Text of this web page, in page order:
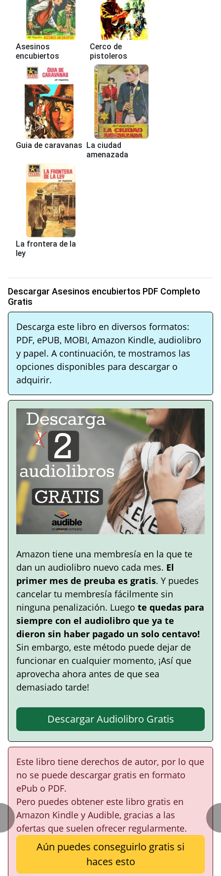
Asesinos
encubiertos
Cerco de
pistoleros
Guia de caravanas La ciudad
amenazada
La frontera de la
ley
Descargar Asesinos encubiertos PDF Completo
Gratis
Descarga este libro en diversos formatos:
PDF, ePUB, MOBI, Amazon Kindle, audiolibro
y papel. A continuación, te mostramos las
opciones disponibles para descargar o
adquirir.
Amazon tiene una membresía en la que te
dan un audiolibro nuevo cada mes. El
primer mes de preuba es gratis. Y puedes
cancelar tu membresía fácilmente sin
ninguna penalización. Luego te quedas para
siempre con el audiolibro que ya te
dieron sin haber pagado un solo centavo!
Sin embargo, este método puede dejar de
funcionar en cualquier momento, ¡Así que
aprovecha ahora antes de que sea
demasiado tarde!
Descargar Audiolibro Gratis
Este libro tiene derechos de autor, por lo que
no se puede descargar gratis en formato
ePub o PDF.
Pero puedes obtener este libro gratis en
Amazon Kindle y Audible, gracias a las
ofertas que suelen ofrecer regularmente.
Aún puedes conseguirlo gratis si
haces esto